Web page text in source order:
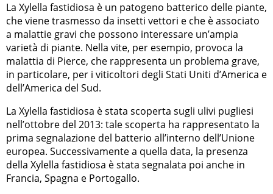
La Xylella fastidiosa è un patogeno batterico delle piante,
che viene trasmesso da insetti vettori e che è associato
a malattie gravi che possono interessare un’ampia
varietà di piante. Nella vite, per esempio, provoca la
malattia di Pierce, che rappresenta un problema grave,
in particolare, per i viticoltori degli Stati Uniti d’America e
dell’America del Sud.
La Xylella fastidiosa è stata scoperta sugli ulivi pugliesi
nell’ottobre del 2013: tale scoperta ha rappresentato la
prima segnalazione del batterio all’interno dell’Unione
europea. Successivamente a quella data, la presenza
della Xylella fastidiosa è stata segnalata poi anche in
Francia, Spagna e Portogallo.